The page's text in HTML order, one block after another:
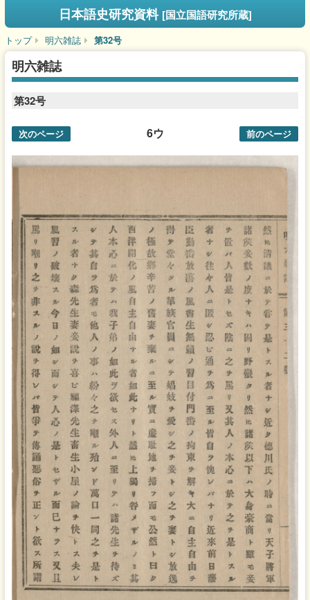
日本語史研究資料 [国立国語研究所蔵]
トップ 明六雑誌 第32号
明六雑誌
第32号
6ウ
次のページ 前のページ